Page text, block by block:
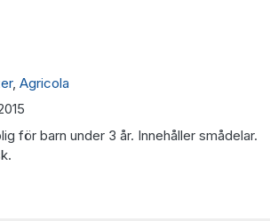
, Agricola
för barn under 3 år. Innehåller smådelar.